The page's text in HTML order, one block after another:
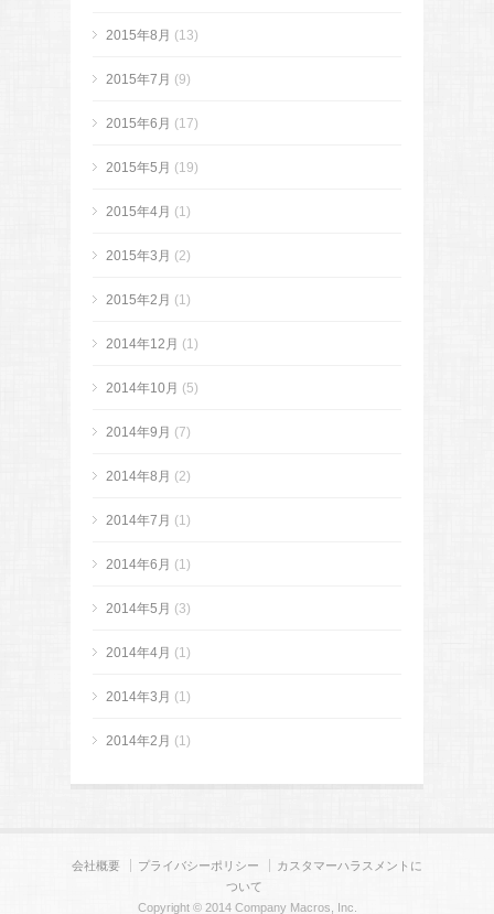
2015年8月 (13)
2015年7月 (9)
2015年6月 (17)
2015年5月 (19)
2015年4月 (1)
2015年3月 (2)
2015年2月 (1)
2014年12月 (1)
2014年10月 (5)
2014年9月 (7)
2014年8月 (2)
2014年7月 (1)
2014年6月 (1)
2014年5月 (3)
2014年4月 (1)
2014年3月 (1)
2014年2月 (1)
会社概要 プライバシーポリシー
カスタマーハラスメントに
ついて
Copyright © 2014 Company Macros, Inc.